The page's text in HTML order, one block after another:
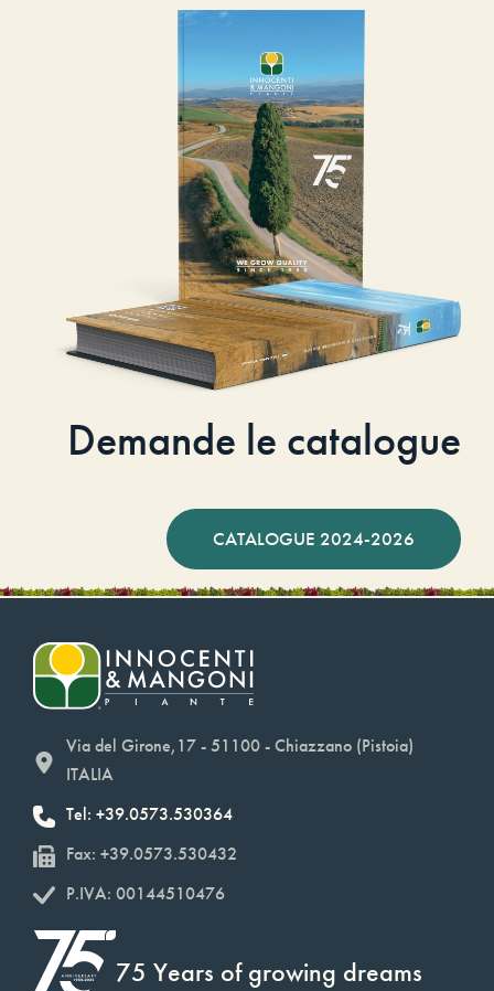
Demande le catalogue
CATALOGUE 2024-2026
Via del Girone,17 - 51100 - Chiazzano (Pistoia)
ITALIA
Tel: +39.0573.530364
Fax: +39.0573.530432
P.IVA: 00144510476
75 Years of growing dreams